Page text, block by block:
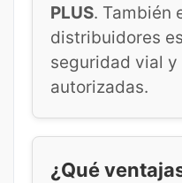
PLUS. También
distribuidores
seguridad vial
autorizadas.
¿Qué